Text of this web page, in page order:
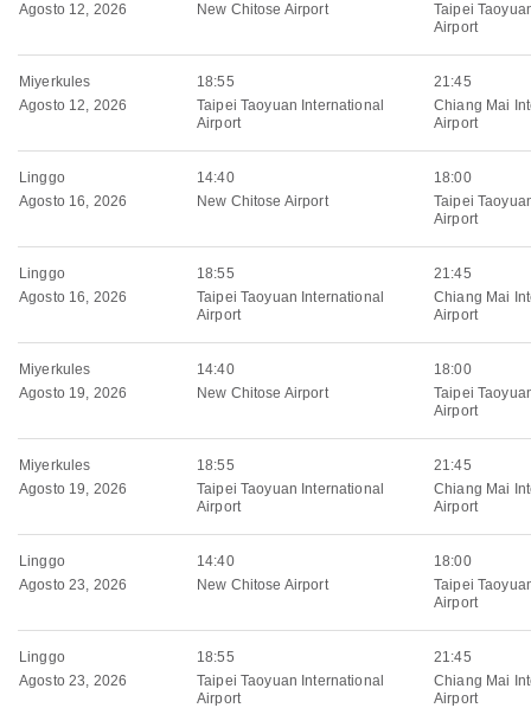
Agosto 12, 2026
New Chitose Airport
Taipei
Airport
Miyerkules
Agosto 12, 2026
18:55
Taipei Taoyuan International
Airport
21:45
Chiang Mai
Airport
Linggo
Agosto 16, 2026
14:40
New Chitose Airport
18:00
Taipei
Airport
Linggo
Agosto 16, 2026
18:55
Taipei Taoyuan International
Airport
21:45
Chiang Mai
Airport
Miyerkules
Agosto 19, 2026
14:40
New Chitose Airport
18:00
Taipei
Airport
Miyerkules
Agosto 19, 2026
18:55
Taipei Taoyuan International
Airport
21:45
Chiang Mai
Airport
Linggo
Agosto 23, 2026
14:40
New Chitose Airport
18:00
Taipei
Airport
Linggo
Agosto 23, 2026
18:55
Taipei Taoyuan International
Airport
21:45
Chiang Mai
Airport